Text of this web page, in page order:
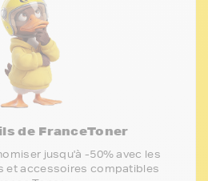
de FranceToner
jusqu'à -50% avec les
et accessoires compatibles